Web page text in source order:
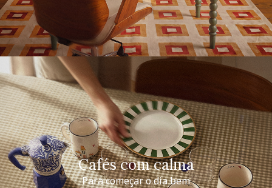
Cafés com calma
Para começar o dia bem